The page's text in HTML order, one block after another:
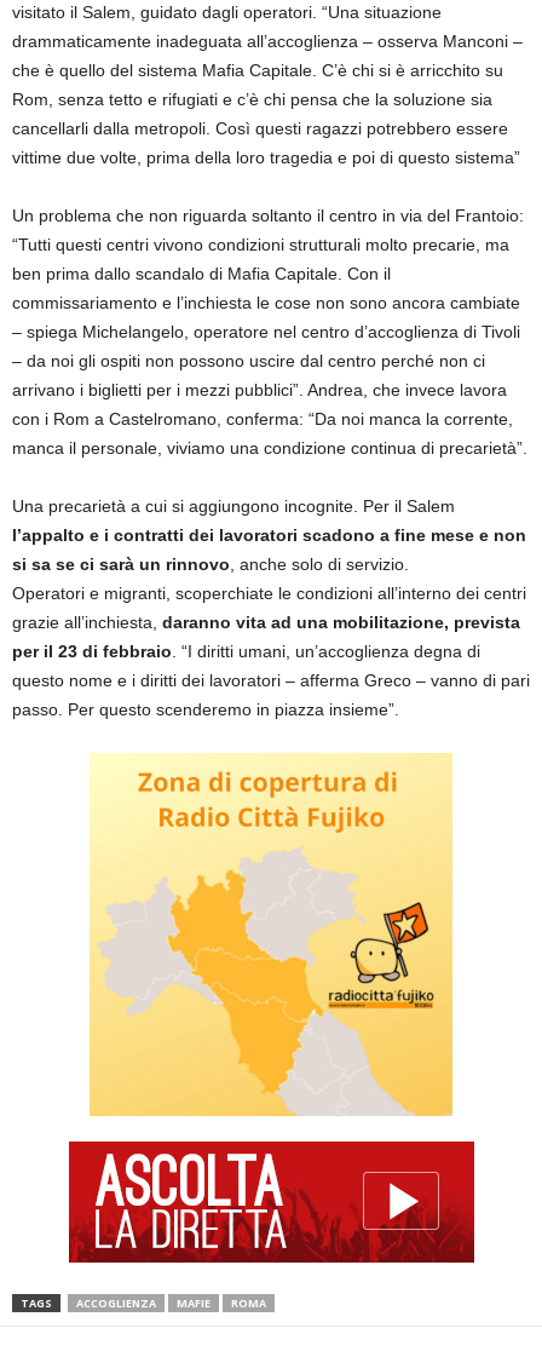
visitato il Salem, guidato dagli operatori. “Una situazione
drammaticamente inadeguata all’accoglienza – osserva Manconi –
che è quello del sistema Mafia Capitale. C’è chi si è arricchito su
Rom, senza tetto e rifugiati e c’è chi pensa che la soluzione sia
cancellarli dalla metropoli. Così questi ragazzi potrebbero essere
vittime due volte, prima della loro tragedia e poi di questo sistema”
Un problema che non riguarda soltanto il centro in via del Frantoio:
“Tutti questi centri vivono condizioni strutturali molto precarie, ma
ben prima dallo scandalo di Mafia Capitale. Con il
commissariamento e l’inchiesta le cose non sono ancora cambiate
– spiega Michelangelo, operatore nel centro d’accoglienza di Tivoli
– da noi gli ospiti non possono uscire dal centro perché non ci
arrivano i biglietti per i mezzi pubblici”. Andrea, che invece lavora
con i Rom a Castelromano, conferma: “Da noi manca la corrente,
manca il personale, viviamo una condizione continua di precarietà”.
Una precarietà a cui si aggiungono incognite. Per il Salem
l’appalto e i contratti dei lavoratori scadono a fine mese e non
si sa se ci sarà un rinnovo , anche solo di servizio.
Operatori e migranti, scoperchiate le condizioni all’interno dei centri
grazie all’inchiesta, daranno vita ad una mobilitazione, prevista
per il 23 di febbraio . “I diritti umani, un’accoglienza degna di
questo nome e i diritti dei lavoratori – afferma Greco – vanno di pari
passo. Per questo scenderemo in piazza insieme”.
TAGS ACCOGLIENZA MAFIE ROMA